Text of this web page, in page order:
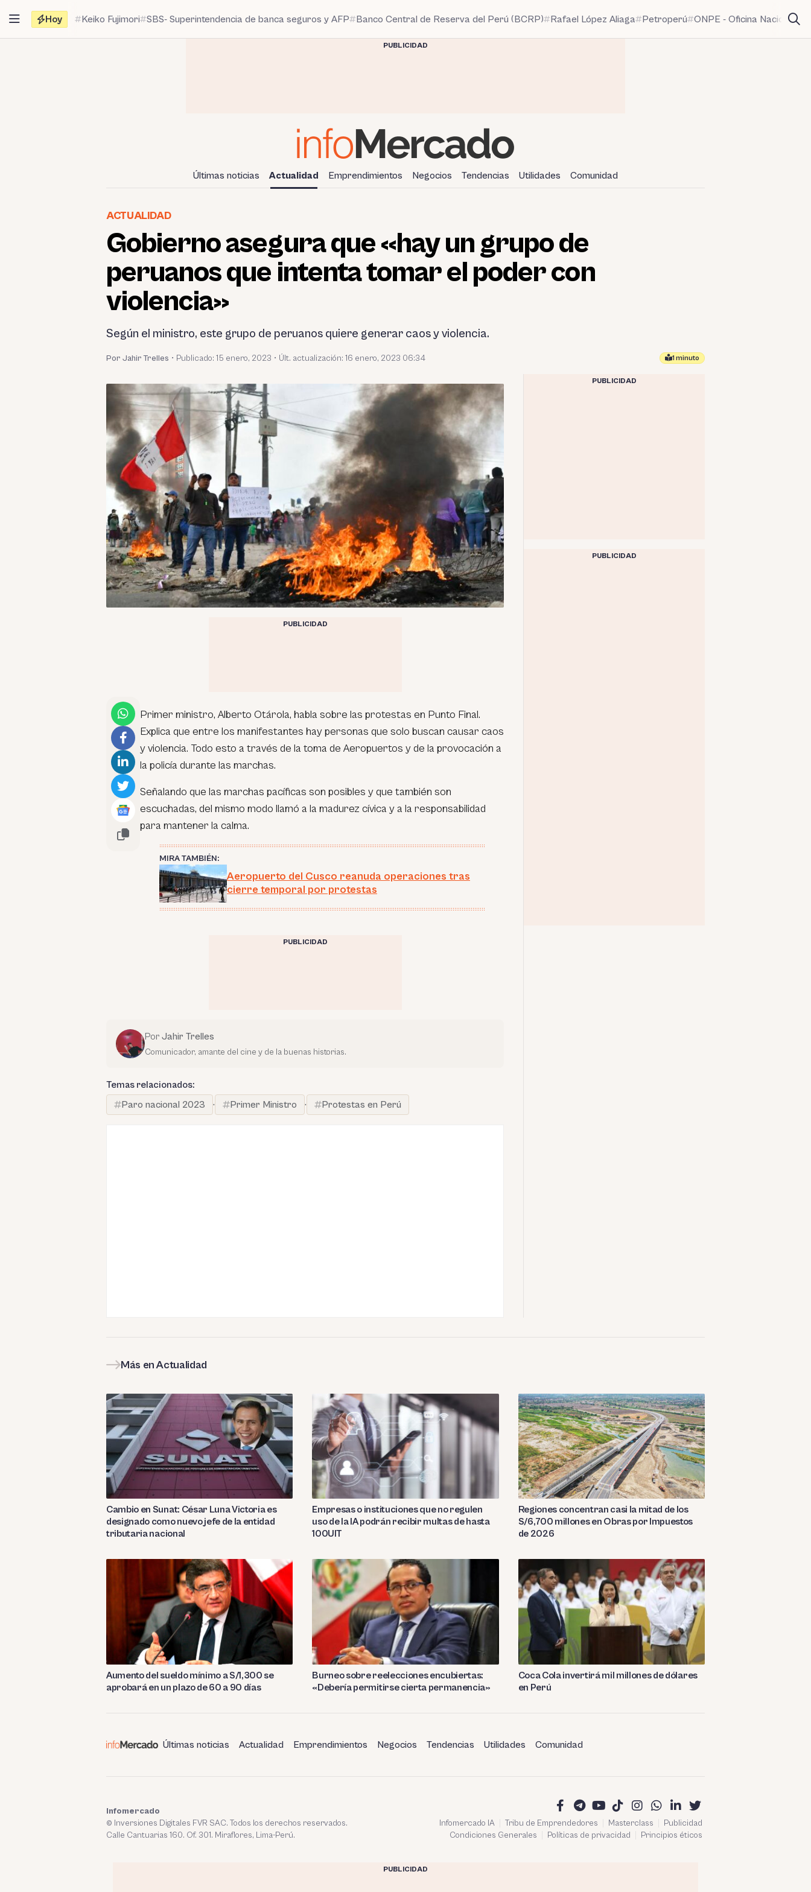
contenido
Hoy Keiko Fujimori SBS- Superintendencia de banca seguros y AFP Banco Central de Reserva del Perú (BCRP) Rafael López Aliaga Petroperú ONPE - Oficina Nacional
PUBLICIDAD
Últimas noticias Actualidad Emprendimientos Negocios Tendencias Utilidades Comunidad
ACTUALIDAD
Gobierno asegura que «hay un grupo de
peruanos que intenta tomar el poder con
violencia»
Según el ministro, este grupo de peruanos quiere generar caos y violencia.
Por Jahir Trelles • Publicado: 15 enero, 2023 • Últ. actualización: 16 enero, 2023 06:34 1 minuto
PUBLICIDAD
Primer ministro, Alberto Otárola, habla sobre las protestas en Punto Final.
Explica que entre los manifestantes hay personas que solo buscan causar caos
y violencia. Todo esto a través de la toma de Aeropuertos y de la provocación a
la policía durante las marchas.
Señalando que las marchas pacíficas son posibles y que también son
escuchadas, del mismo modo llamó a la madurez cívica y a la responsabilidad
para mantener la calma.
MIRA TAMBIÉN:
Aeropuerto del Cusco reanuda operaciones tras
cierre temporal por protestas
PUBLICIDAD
Por Jahir Trelles
Comunicador, amante del cine y de la buenas historias.
Temas relacionados:
Paro nacional 2023
· Primer Ministro · Protestas en Perú
PUBLICIDAD
PUBLICIDAD
Más en Actualidad
Cambio en Sunat: César Luna Victoria es
designado como nuevo jefe de la entidad
tributaria nacional
Empresas o instituciones que no regulen
uso de la IA podrán recibir multas de hasta
100UIT
Regiones concentran casi la mitad de los
S/6,700 millones en Obras por Impuestos
de 2026
Aumento del sueldo mínimo a S/1,300 se
aprobará en un plazo de 60 a 90 días
Burneo sobre reelecciones encubiertas:
«Debería permitirse cierta permanencia»
Coca Cola invertirá mil millones de dólares
en Perú
Últimas noticias Actualidad Emprendimientos Negocios Tendencias Utilidades Comunidad
Infomercado IA Tribu de Emprendedores Masterclass
Publicidad
Condiciones Generales
Políticas de privacidad Principios éticos
Infomercado
© Inversiones Digitales FVR SAC. Todos los derechos reservados.
Calle Cantuarias 160. Of. 301. Miraflores, Lima-Perú.
PUBLICIDAD